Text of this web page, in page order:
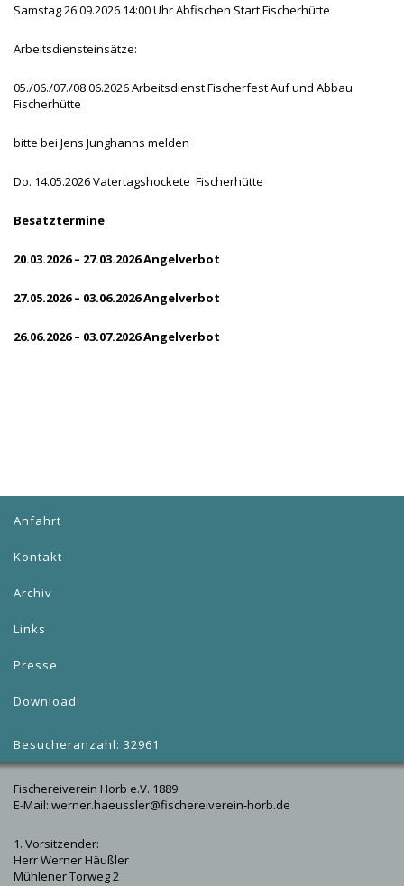
Samstag 26.09.2026 14:00 Uhr Abfischen Start Fischerhütte
Arbeitsdiensteinsätze:
05./06./07./08.06.2026 Arbeitsdienst Fischerfest Auf und Abbau
Fischerhütte
bitte bei Jens Junghanns melden
Do. 14.05.2026 Vatertagshockete Fischerhütte
Besatztermine
20.03.2026 – 27.03.2026 Angelverbot
27.05.2026 – 03.06.2026 Angelverbot
26.06.2026 – 03.07.2026 Angelverbot
Anfahrt
Kontakt
Archiv
Links
Presse
Download
Besucheranzahl: 32961
Fischereiverein Horb e.V. 1889
E-Mail: werner.haeussler@fischereiverein-horb.de
1. Vorsitzender:
Herr Werner Häußler
Mühlener Torweg 2